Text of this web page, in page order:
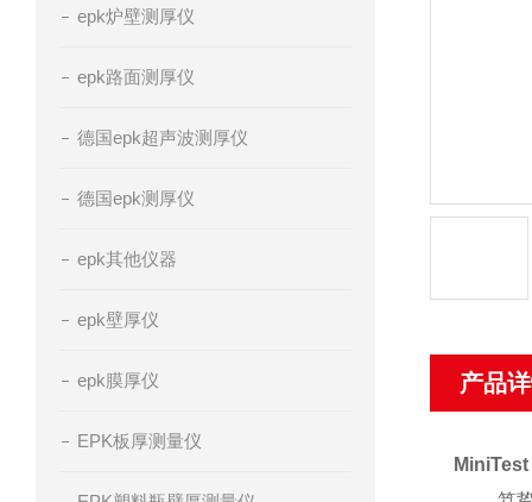
epk炉壁测厚仪
epk路面测厚仪
德国epk超声波测厚仪
德国epk测厚仪
epk其他仪器
epk壁厚仪
epk膜厚仪
EPK板厚测量仪
产品